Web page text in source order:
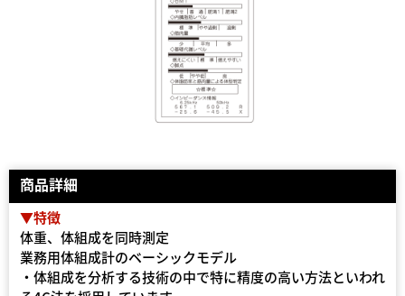
商品詳細
▼特徴
体重、体組成を同時測定
業務用体組成計のベーシックモデル
・体組成を分析する技術の中で特に精度の高い方法といわれ